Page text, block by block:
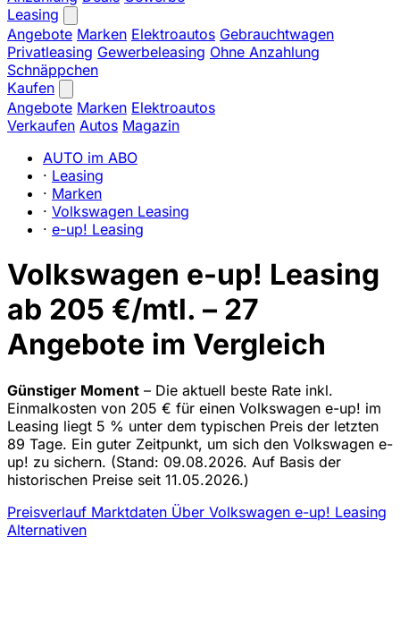
Leasing
Angebote Marken Elektroautos Gebrauchtwagen
Privatleasing Gewerbeleasing Ohne Anzahlung
Schnäppchen
Kaufen
Angebote Marken Elektroautos
Verkaufen Autos Magazin
AUTO im ABO
· Leasing
· Marken
· Volkswagen Leasing
· e-up! Leasing
Volkswagen e-up! Leasing
ab 205 €/mtl. – 27
Angebote im Vergleich
Günstiger Moment – Die aktuell beste Rate inkl.
Einmalkosten von 205 € für einen Volkswagen e-up! im
Leasing liegt 5 % unter dem typischen Preis der letzten
89 Tage. Ein guter Zeitpunkt, um sich den Volkswagen e-
up! zu sichern. (Stand: 09.08.2026. Auf Basis der
historischen Preise seit 11.05.2026.)
Preisverlauf Marktdaten Über Volkswagen e-up! Leasing
Alternativen